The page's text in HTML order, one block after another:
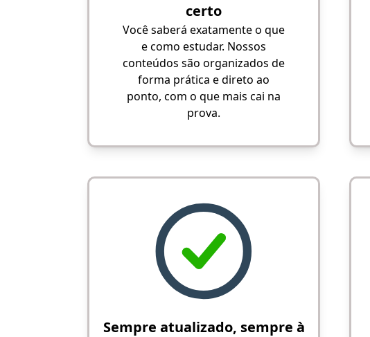
certo
Você saberá exatamente o que
e como estudar. Nossos
conteúdos são organizados de
forma prática e direto ao
ponto, com o que mais cai na
prova.
Sempre atualizado, sempre à